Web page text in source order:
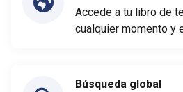
Accede a tu libro de
cualquier momento y
Búsqueda global